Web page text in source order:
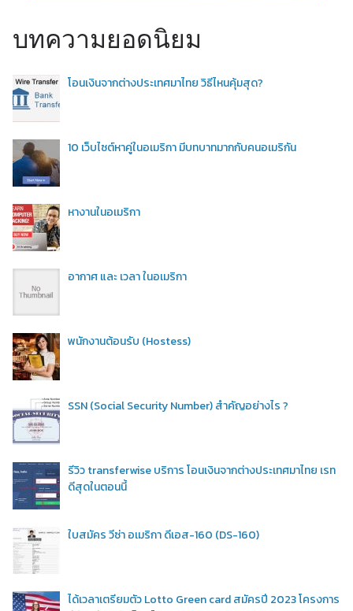
บทความยอดนิยม
โอนเงินจากต่างประเทศมาไทย วิธีไหนคุ้มสุด?
10 เว็บไซต์หาคู่ในอเมริกา มีบทบาทมากกับคนอเมริกัน
หางานในอเมริกา
อากาศ และ เวลา ในอเมริกา
พนักงานต้อนรับ (Hostess)
SSN (Social Security Number) สำคัญอย่างไร ?
รีวิว transferwise บริการ โอนเงินจากต่างประเทศมาไทย เรท
ดีสุดในตอนนี้
ใบสมัคร วีซ่า อเมริกา ดีเอส-160 (DS-160)
ได้เวลาเตรียมตัว Lotto Green card สมัครปี 2023 โครงการ